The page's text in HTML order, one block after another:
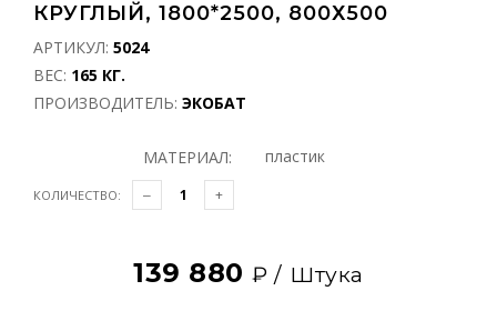
КРУГЛЫЙ, 1800*2500, 800Х500
АРТИКУЛ: 5024
ВЕС: 165 КГ.
ПРОИЗВОДИТЕЛЬ: ЭКОБАТ
МАТЕРИАЛ: пластик
КОЛИЧЕСТВО:
139 880₽ / Штука